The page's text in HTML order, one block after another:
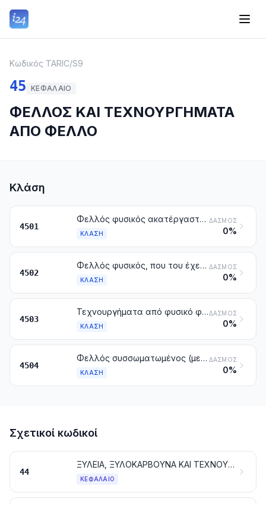
Κωδικός TARIC/S9
45 ΚΕΦΆΛΑΙΟ
ΦΕΛΛΟΣ ΚΑΙ ΤΕΧΝΟΥΡΓΗΜΑΤΑ
ΑΠΟ ΦΕΛΛΟ
Κλάση
4501
Φελλός φυσικός ακατέργαστος ή απλώς παρασκευασμένος. Απορρίμματα από φελλό. Φελλός σε θραύσματα, κόκκους ή σκόνη
ΚΛΆΣΗ
ΔΑΣΜΌΣ
0%
4502
Φελλός φυσικός, που του έχει αφαιρεθεί η εξωτερική κρούστα ή απλώς τετραγωνισμένος, ή σε κύβους, πλάκες, φύλλα ή ταινίες με σχήμα τετράγωνο ή ορθογώνιο (στον οποίο περιλαμβάνονται και τα ημιτελή προϊόντα με έντονες γωνίες για πώματα)
ΚΛΆΣΗ
ΔΑΣΜΌΣ
0%
4503
Τεχνουργήματα από φυσικό φελλό
ΚΛΆΣΗ
ΔΑΣΜΌΣ
0%
4504
Φελλός συσσωματωμένος (με ή χωρίς συνδετική ουσία) και τεχνουργήματα από συσσωματωμένο φελλό
ΚΛΆΣΗ
ΔΑΣΜΌΣ
0%
Σχετικοί κωδικοί
44
ΞΥΛΕΙΑ, ΞΥΛΟΚΑΡΒΟΥΝΑ ΚΑΙ ΤΕΧΝΟΥΡΓΗΜΑΤΑ ΑΠΟ ΞΥΛΟ
ΚΕΦΆΛΑΙΟ